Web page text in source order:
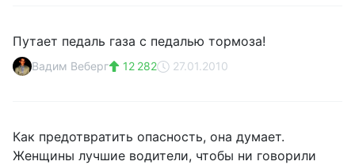
Путает педаль газа с педалью тормоза!
Вадим Веберг 12 282 27.01.2010
Как предотвратить опасность, она думает.
Женщины лучшие водители, чтобы ни говорили